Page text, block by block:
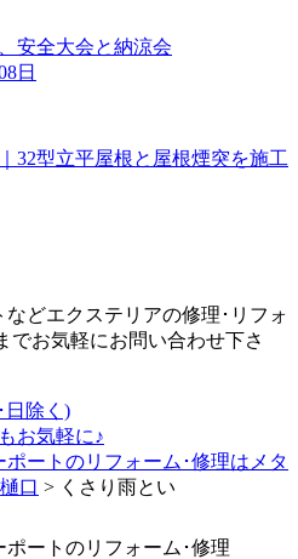
安全大会と納涼会
日
32型立平屋根と屋根煙突を施工
どエクステリアの修理･リフォ
でお気軽にお問い合わせ下さ
日除く)
お気軽に♪
ートのリフォーム･修理はメタ
樋口 > くさり雨とい
ートのリフォーム･修理